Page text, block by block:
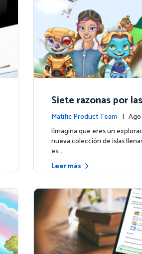
Siete razonas por
nueva experiencia
Matific Product Team |
la plataforma
¡Imagina que eres un
nueva colección de islas
es …
Leer más